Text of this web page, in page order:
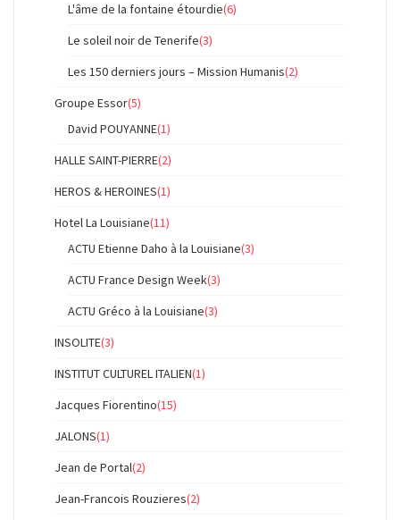
L'âme de la fontaine étourdie(6)
Le soleil noir de Tenerife(3)
Les 150 derniers jours – Mission Humanis(2)
Groupe Essor(5)
David POUYANNE(1)
HALLE SAINT-PIERRE(2)
HEROS & HEROINES(1)
Hotel La Louisiane(11)
ACTU Etienne Daho à la Louisiane(3)
ACTU France Design Week(3)
ACTU Gréco à la Louisiane(3)
INSOLITE(3)
INSTITUT CULTUREL ITALIEN(1)
Jacques Fiorentino(15)
JALONS(1)
Jean de Portal(2)
Jean-Francois Rouzieres(2)